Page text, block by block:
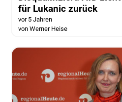
für Lukanic zurück
vor 5 Jahren
von Werner Heise